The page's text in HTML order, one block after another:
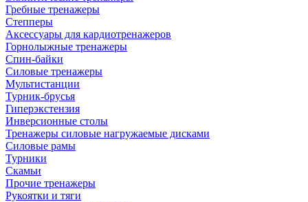
Гребные тренажеры
Степперы
Аксессуары для кардиотренажеров
Горнолыжные тренажеры
Спин-байки
Силовые тренажеры
Мультистанции
Турник-брусья
Гиперэкстензия
Инверсионные столы
Тренажеры силовые нагружаемые дисками
Силовые рамы
Турники
Скамьи
Прочие тренажеры
Рукоятки и тяги